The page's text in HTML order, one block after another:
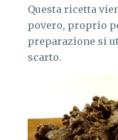
Questa ricetta
povero, proprio
preparazione si
scarto.